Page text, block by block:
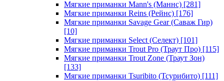
Мягкие приманки Mann's (Маннс) [281]
Мягкие приманки Reins (Рейнс) [176]
Мягкие приманки Savage Gear (Саваж Гир)
[10]
Мягкие приманки Select (Селект) [101]
Мягкие приманки Trout Pro (Траут Про) [115]
Мягкие приманки Trout Zone (Траут Зон)
[133]
Мягкие приманки Tsuribito (Тсурибито) [111]